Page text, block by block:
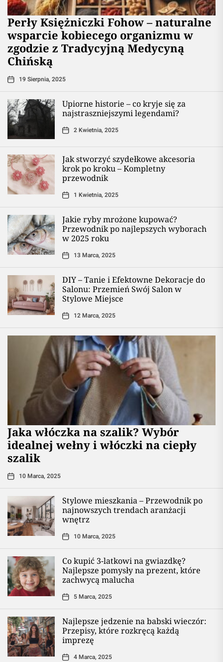
Perły Księżniczki Fohow – naturalne
wsparcie kobiecego organizmu w
zgodzie z Tradycyjną Medycyną
Chińską
19 Sierpnia, 2025
Upiorne historie – co kryje się za
najstraszniejszymi legendami?
2 Kwietnia, 2025
Jak stworzyć szydełkowe akcesoria
krok po kroku – Kompletny
przewodnik
1 Kwietnia, 2025
Jakie ryby mrożone kupować?
Przewodnik po najlepszych wyborach
w 2025 roku
13 Marca, 2025
DIY – Tanie i Efektowne Dekoracje do
Salonu: Przemień Swój Salon w
Stylowe Miejsce
12 Marca, 2025
Jaka włóczka na szalik? Wybór
idealnej wełny i włóczki na ciepły
szalik
10 Marca, 2025
Stylowe mieszkania – Przewodnik po
najnowszych trendach aranżacji
wnętrz
10 Marca, 2025
Co kupić 3-latkowi na gwiazdkę?
Najlepsze pomysły na prezent, które
zachwycą malucha
5 Marca, 2025
Najlepsze jedzenie na babski wieczór:
Przepisy, które rozkręcą każdą
imprezę
4 Marca, 2025